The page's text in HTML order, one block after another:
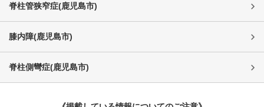
脊柱管狭窄症(鹿児島市)
膝内障(鹿児島市)
脊柱側彎症(鹿児島市)